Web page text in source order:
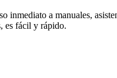
inmediato a manuales,
es fácil y rápido.